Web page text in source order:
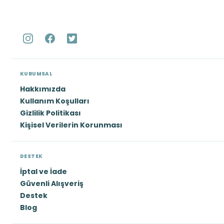
KURUMSAL
Hakkımızda
Kullanım Koşulları
Gizlilik Politikası
Kişisel Verilerin Korunması
DESTEK
İptal ve İade
Güvenli Alışveriş
Destek
Blog